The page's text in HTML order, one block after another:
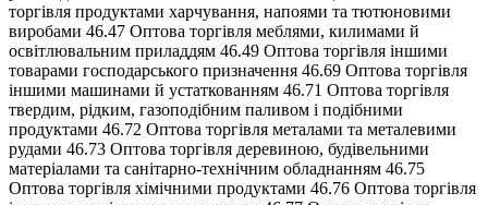
торгівля продуктами харчування, напоями та тютюновими
виробами 46.47 Оптова торгівля меблями, килимами й
освітлювальним приладдям 46.49 Оптова торгівля іншими
товарами господарського призначення 46.69 Оптова торгівля
іншими машинами й устаткованням 46.71 Оптова торгівля
твердим, рідким, газоподібним паливом і подібними
продуктами 46.72 Оптова торгівля металами та металевими
рудами 46.73 Оптова торгівля деревиною, будівельними
матеріалами та санітарно-технічним обладнанням 46.75
Оптова торгівля хімічними продуктами 46.76 Оптова торгівля